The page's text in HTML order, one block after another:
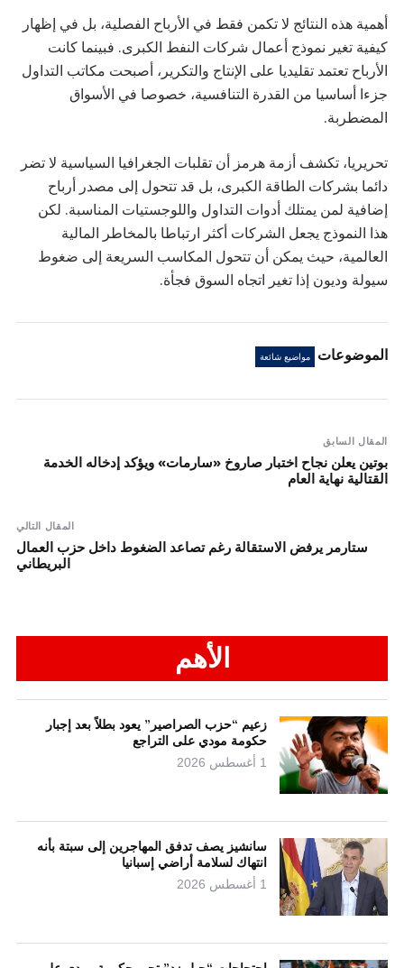
أهمية هذه النتائج لا تكمن فقط في الأرباح الفصلية، بل في إظهار
كيفية تغير نموذج أعمال شركات النفط الكبرى. فبينما كانت
الأرباح تعتمد تقليديا على الإنتاج والتكرير، أصبحت مكاتب التداول
جزءا أساسيا من القدرة التنافسية، خصوصا في الأسواق
المضطربة.
تحريريا، تكشف أزمة هرمز أن تقلبات الجغرافيا السياسية لا تضر
دائما بشركات الطاقة الكبرى، بل قد تتحول إلى مصدر أرباح
إضافية لمن يمتلك أدوات التداول واللوجستيات المناسبة. لكن
هذا النموذج يجعل الشركات أكثر ارتباطا بالمخاطر المالية
العالمية، حيث يمكن أن تتحول المكاسب السريعة إلى ضغوط
سيولة وديون إذا تغير اتجاه السوق فجأة.
الموضوعات مواضيع شائعة
المقال السابق
بوتين يعلن نجاح اختبار صاروخ «سارمات» ويؤكد إدخاله الخدمة
القتالية نهاية العام
المقال التالي
ستارمر يرفض الاستقالة رغم تصاعد الضغوط داخل حزب العمال
البريطاني
الأهم
زعيم “حزب الصراصير” يعود بطلاً بعد إجبار
حكومة مودي على التراجع
1 أغسطس 2026
سانشيز يصف تدفق المهاجرين إلى سبتة بأنه
انتهاك لسلامة أراضي إسبانيا
1 أغسطس 2026